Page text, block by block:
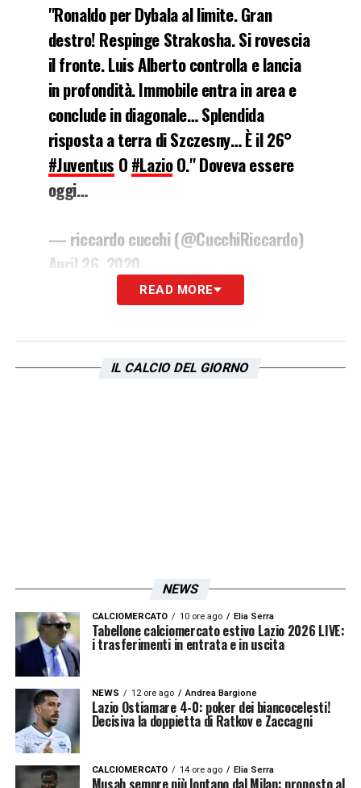
"Ronaldo per Dybala al limite. Gran
destro! Respinge Strakosha. Si rovescia
il fronte. Luis Alberto controlla e lancia
in profondità. Immobile entra in area e
conclude in diagonale… Splendida
risposta a terra di Szczesny… È il 26°
#Juventus O#LazioO." Doveva essere
oggi…
— riccardo cucchi (@CucchiRiccardo)
April 26, 2020
READ MORE
IL CALCIO DEL GIORNO
NEWS
CALCIOMERCATO 10 ore ago Elia Serra
Tabellone calciomercato estivo Lazio 2026 LIVE:
i trasferimenti in entrata e in uscita
NEWS 12 ore ago Andrea Bargione
Lazio Ostiamare 4-0: poker dei biancocelesti!
Decisiva la doppietta di Ratkov e Zaccagni
CALCIOMERCATO 14 ore ago Elia Serra
Musah sempre più lontano dal Milan: proposto al